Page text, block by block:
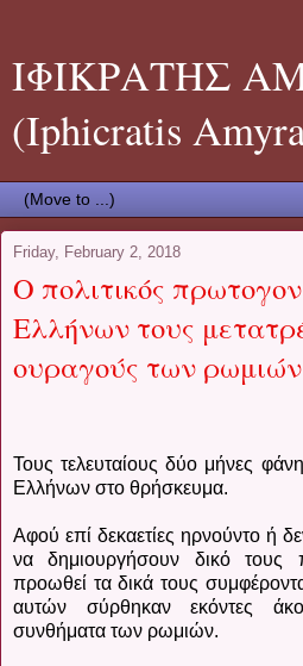
ΙΦΙΚΡΑΤΗΣ
(Iphicratis
Friday, February 2, 2018
Ο πολιτικός
Ελλήνων τους
ουραγούς των ρωμιών
Τους τελευταίους δύο μήνες
Ελλήνων στο θρήσκευμα.
Αφού επί δεκαετίες ηρνούντο ή
να δημιουργήσουν δικό τους
προωθεί τα δικά τους
αυτών σύρθηκαν εκόντες
συνθήματα των ρωμιών.